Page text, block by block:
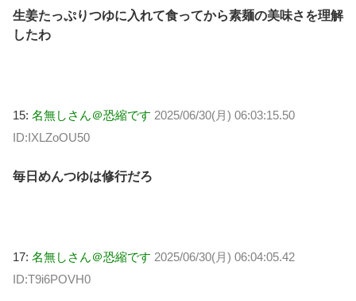
生姜たっぷりつゆに入れて食ってから素麺の美味さを理解
したわ
15: 名無しさん＠恐縮です 2025/06/30(月) 06:03:15.50
ID:IXLZoOU50
毎日めんつゆは修行だろ
17: 名無しさん＠恐縮です 2025/06/30(月) 06:04:05.42
ID:T9i6POVH0